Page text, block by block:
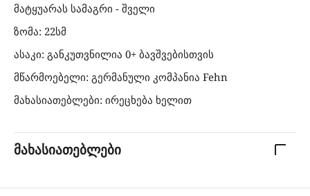
მატყუარას სამაგრი - შველი
ზომა: 22სმ
ასაკი: განკუთვნილია 0+ ბავშვებისთვის
მწარმოებელი: გერმანული კომპანია Fehn
მახასიათებლები: ირეცხება ხელით
მახასიათებლები